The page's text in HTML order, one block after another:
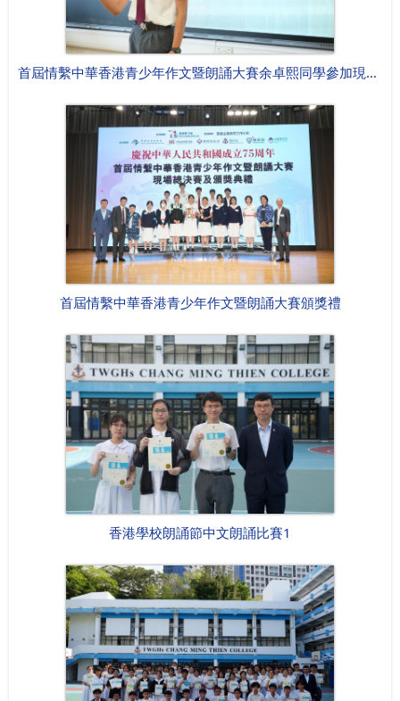
首屆情繫中華香港青少年作文暨朗誦大賽余卓熙同學參加現場決賽
首屆情繫中華香港青少年作文暨朗誦大賽頒獎禮
香港學校朗誦節中文朗誦比賽1